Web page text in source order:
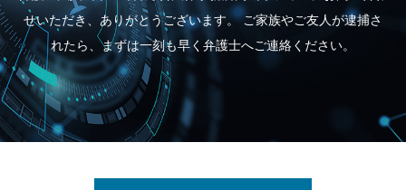
せいただき、ありがとうございます。 ご家族やご友人が逮捕さ
れたら、まずは一刻も早く弁護士へご連絡ください。